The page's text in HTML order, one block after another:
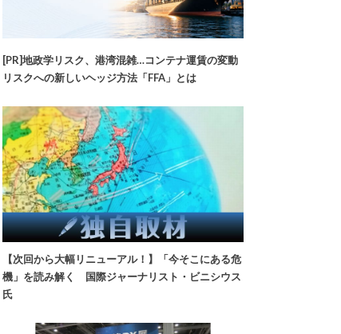
[PR]地政学リスク、港湾混雑…コンテナ運賃の変動
リスクへの新しいヘッジ方法「FFA」とは
【次回から大幅リニューアル！】「今そこにある危
機」を読み解く 国際ジャーナリスト・ビニシウス
氏